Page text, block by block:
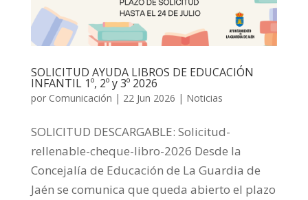
SOLICITUD AYUDA LIBROS DE EDUCACIÓN
INFANTIL 1º, 2º y 3º 2026
por Comunicación | 22 Jun 2026 | Noticias
SOLICITUD DESCARGABLE: Solicitud-
rellenable-cheque-libro-2026 Desde la
Concejalía de Educación de La Guardia de
Jaén se comunica que queda abierto el plazo